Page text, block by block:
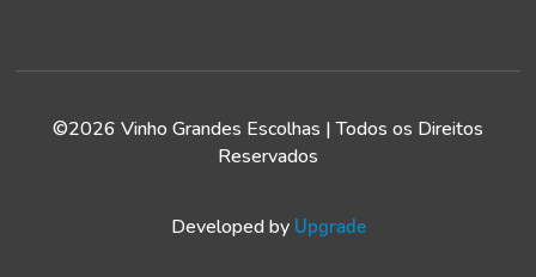
©2026 Vinho Grandes Escolhas | Todos os Direitos
Reservados
Developed by Upgrade